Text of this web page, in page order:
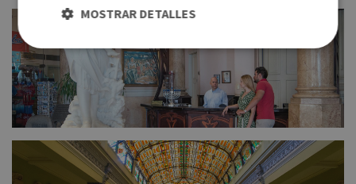
FULL SIZE
FULL SIZE
MOSTRAR DETALLES